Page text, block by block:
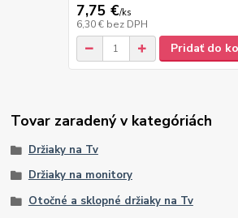
7,75 €/ks
6,30 € bez DPH
Pridať do
Tovar zaradený v kategóriách
Držiaky na Tv
Držiaky na monitory
Otočné a sklopné držiaky na Tv